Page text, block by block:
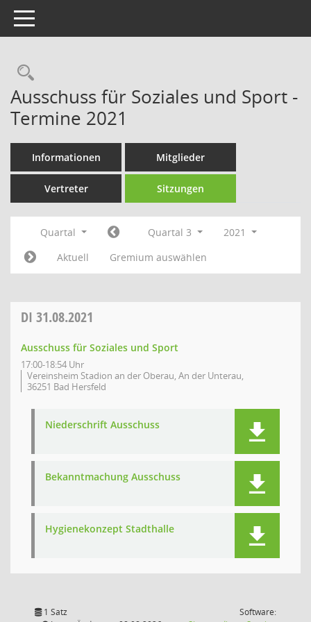
Toggle navigation
Rechercheauswahl
Ausschuss für Soziales und Sport -
Termine 2021
Informationen Mitglieder
Vertreter Sitzungen
Quartal Quartal 3
2021
Aktuell
Gremium auswählen
DI 31.08.2021
Ausschuss für Soziales und Sport
17:00-18:54 Uhr
Vereinsheim Stadion an der Oberau, An der Unterau,
36251 Bad Hersfeld
Niederschrift Ausschuss
Bekanntmachung Ausschuss
Hygienekonzept Stadthalle
1 Satz
Software: